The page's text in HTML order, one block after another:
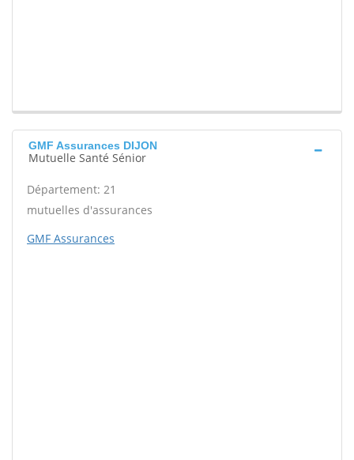
GMF Assurances DIJON
Mutuelle Santé Sénior
Département: 21
mutuelles d'assurances
GMF Assurances